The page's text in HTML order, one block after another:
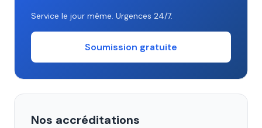
Service le jour même. Urgences 24/7.
Soumission gratuite
Nos accréditations